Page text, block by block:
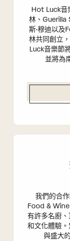
Hot Luck音
林、Guerilla
斯·穆迪以及
林共同創立
Luck音樂節
並將為
我們的合
Food &
有許多名廚
和文化體驗
與盛大